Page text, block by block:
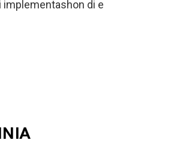
implementashon di e